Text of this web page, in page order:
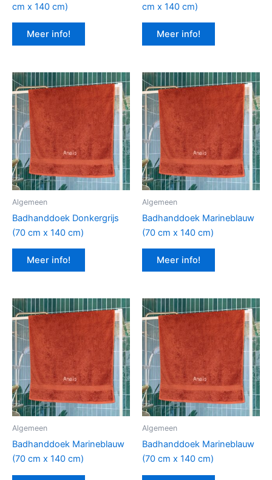
cm x 140 cm)
Meer info!
cm x 140 cm)
Meer info!
Algemeen
Badhanddoek Donkergrijs
(70 cm x 140 cm)
Meer info!
Algemeen
Badhanddoek Marineblauw
(70 cm x 140 cm)
Meer info!
Algemeen
Badhanddoek Marineblauw
(70 cm x 140 cm)
Algemeen
Badhanddoek Marineblauw
(70 cm x 140 cm)